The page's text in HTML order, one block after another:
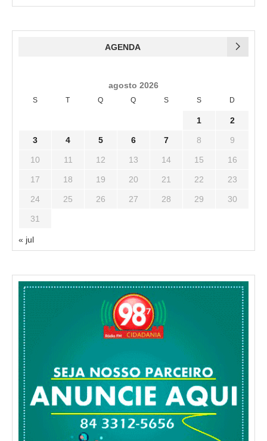
AGENDA
agosto 2026
S T Q Q S S D
1 2
3 4 5 6 7 8 9
10 11 12 13 14 15 16
17 18 19 20 21 22 23
24 25 26 27 28 29 30
31
« jul